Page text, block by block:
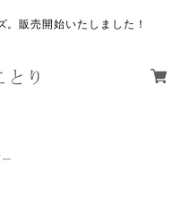
販売開始いたしました！